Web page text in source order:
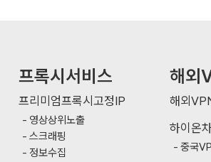
프록시서비스
프리미엄프록시고정IP
영상상위노출
스크래핑
정보수집
해외
해외
하이온
중국